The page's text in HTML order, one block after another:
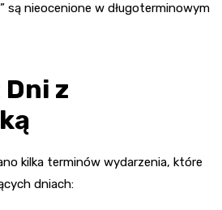
są nieocenione w długoterminowym
z
kilka terminów wydarzenia, które
dniach: